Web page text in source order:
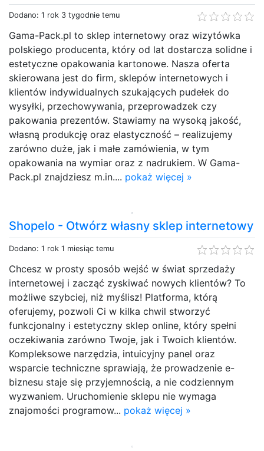
Dodano: 1 rok 3 tygodnie temu
Gama-Pack.pl to sklep internetowy oraz wizytówka
polskiego producenta, który od lat dostarcza solidne i
estetyczne opakowania kartonowe. Nasza oferta
skierowana jest do firm, sklepów internetowych i
klientów indywidualnych szukających pudełek do
wysyłki, przechowywania, przeprowadzek czy
pakowania prezentów. Stawiamy na wysoką jakość,
własną produkcję oraz elastyczność – realizujemy
zarówno duże, jak i małe zamówienia, w tym
opakowania na wymiar oraz z nadrukiem. W Gama-
Pack.pl znajdziesz m.in.... pokaż więcej »
Shopelo - Otwórz własny sklep internetowy
Dodano: 1 rok 1 miesiąc temu
Chcesz w prosty sposób wejść w świat sprzedaży
internetowej i zacząć zyskiwać nowych klientów? To
możliwe szybciej, niż myślisz! Platforma, którą
oferujemy, pozwoli Ci w kilka chwil stworzyć
funkcjonalny i estetyczny sklep online, który spełni
oczekiwania zarówno Twoje, jak i Twoich klientów.
Kompleksowe narzędzia, intuicyjny panel oraz
wsparcie techniczne sprawiają, że prowadzenie e-
biznesu staje się przyjemnością, a nie codziennym
wyzwaniem. Uruchomienie sklepu nie wymaga
znajomości programow... pokaż więcej »